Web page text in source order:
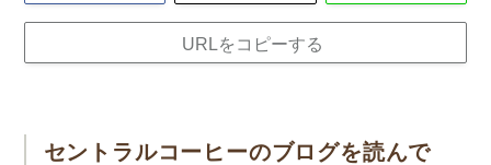
URLをコピーする
セントラルコーヒーのブログを読んで